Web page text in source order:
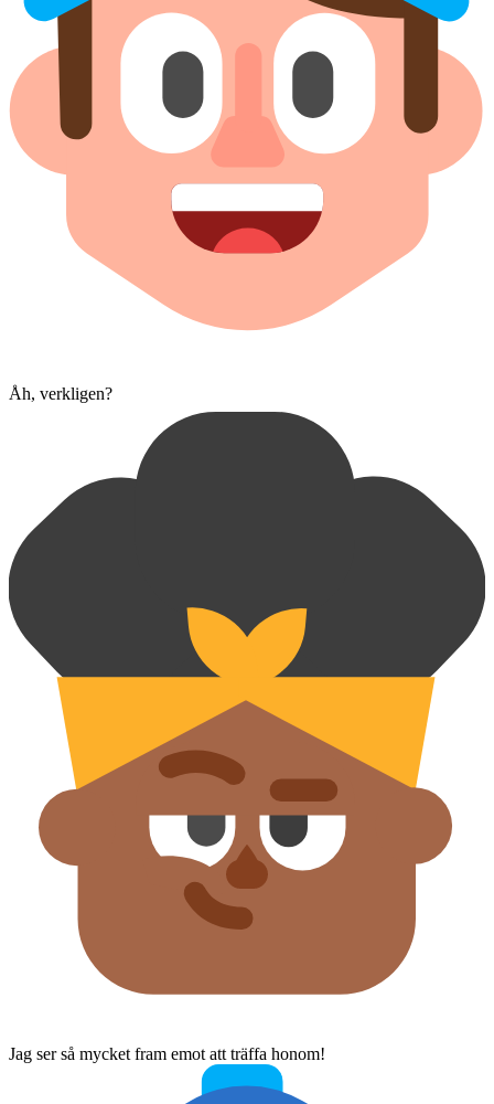
Åh, verkligen?
Jag ser så mycket fram emot att träffa honom!